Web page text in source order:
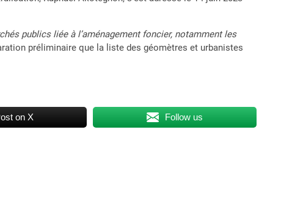
publics liée à l’aménagement foncier, notamment les
préliminaire que la liste des géomètres et urbanistes
on X Follow us